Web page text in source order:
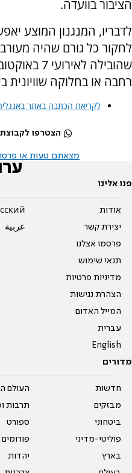
הציבור בוועדה.
לדבריו, המנגנון המוצע
לחקור כל גורם שהיה מעורב
שהובילה
רחבה או בחלוקה שוויונית
לקריאת הכתבה באתר
הצטרפו לקבוצת
מצאתם טעות או
פנו אלינו
אודות
יצירת קשר
פרסמו אצלנו
תנאי שימוש
מדיניות פרטיות
הצהרת נגישות
המייל האדום
עברית
English
عربية
מדורים
חדשות
מבזקים
ביטחוני
פוליטי-מדיני
בארץ
העולם
תרבות
ספורט
פורומים
יהדות